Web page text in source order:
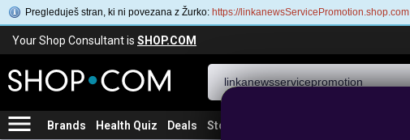
Pregleduješ stran, ki ni povezana z Žurko: https://linkanewsServicePromotion.shop.com